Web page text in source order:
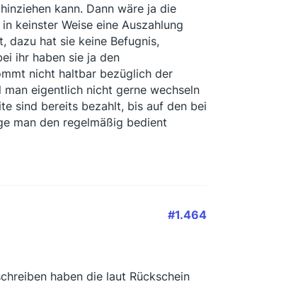
kann. Dann wäre ja die
keinster Weise eine Auszahlung
dazu hat sie keine Befugnis,
ihr haben sie ja den
nicht haltbar bezüglich der
eigentlich nicht gerne wechseln
sind bereits bezahlt, bis auf den bei
man den regelmäßig bedient
#1.464
haben die laut Rückschein